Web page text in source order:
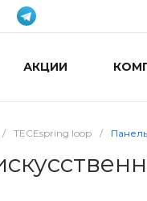
АКЦИИ
/ TECEspring loop /